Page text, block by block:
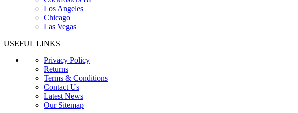
Los Angeles
Chicago
Las Vegas
USEFUL LINKS
Privacy Policy
Returns
Terms & Conditions
Contact Us
Latest News
Our Sitemap